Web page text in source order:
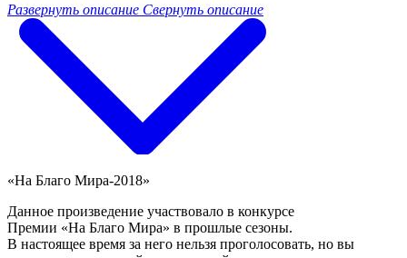
Развернуть описание Свернуть описание
«На Благо Мира-2018»
Данное произведение участвовало в конкурсе
Премии «На Благо Мира» в прошлые сезоны.
В настоящее время за него нельзя проголосовать, но вы